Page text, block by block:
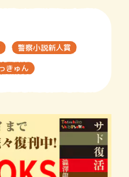
警察小説新人賞
きゅん